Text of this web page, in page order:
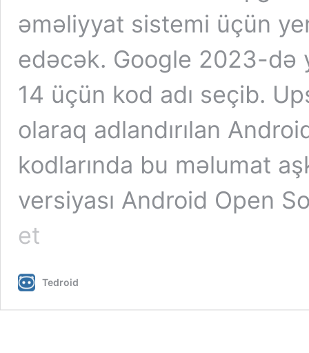
əməliyyat sistemi üçün
edəcək. Google 2023-də
14 üçün kod adı seçib.
olaraq adlandırılan
kodlarında bu məlumat
versiyası Android Open
et
adı
çıxdı
Tedroid